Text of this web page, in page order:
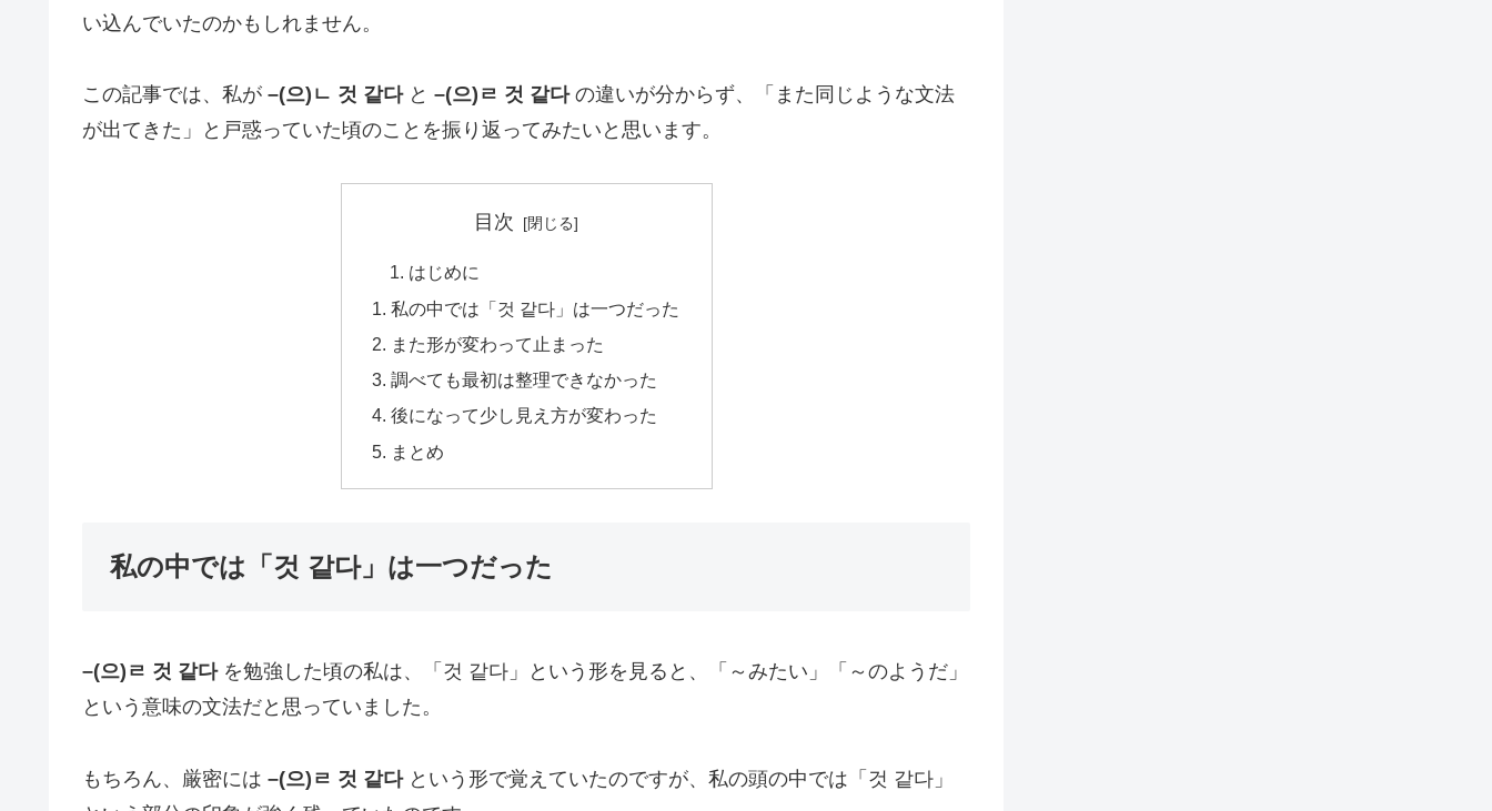
い込んでいたのかもしれません。
この記事では、私が –(으)ㄴ 것 같다と –(으)ㄹ 것 같다の違いが分からず、「また同じような文法
が出てきた」と戸惑っていた頃のことを振り返ってみたいと思います。
目次
はじめに
私の中では「것 같다」は一つだった
また形が変わって止まった
調べても最初は整理できなかった
後になって少し見え方が変わった
まとめ
私の中では「것 같다」は一つだった
–(으)ㄹ 것 같다を勉強した頃の私は、「것 같다」という形を見ると、「～みたい」「～のようだ」
という意味の文法だと思っていました。
もちろん、厳密には –(으)ㄹ 것 같다という形で覚えていたのですが、私の頭の中では「것 같다」